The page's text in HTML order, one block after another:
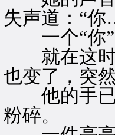
失声道：“
一个“你”
就在这时
也变了，突
他的手已
粉碎。